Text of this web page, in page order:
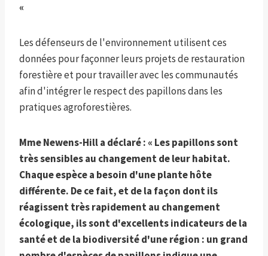
«
Les défenseurs de l'environnement utilisent ces
données pour façonner leurs projets de restauration
forestière et pour travailler avec les communautés
afin d'intégrer le respect des papillons dans les
pratiques agroforestières.
Mme Newens-Hill a déclaré : « Les papillons sont
très sensibles au changement de leur habitat.
Chaque espèce a besoin d'une plante hôte
différente. De ce fait, et de la façon dont ils
réagissent très rapidement au changement
écologique, ils sont d'excellents indicateurs de la
santé et de la biodiversité d'une région : un grand